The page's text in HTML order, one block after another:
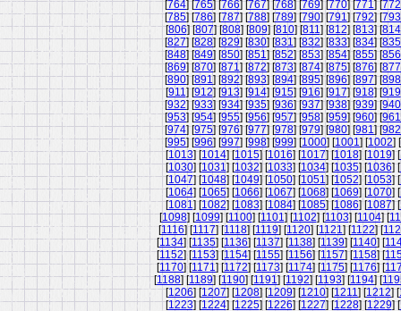
[764] [765] [766] [767] [768] [769] [770] [771] [772
[785] [786] [787] [788] [789] [790] [791] [792] [793
[806] [807] [808] [809] [810] [811] [812] [813] [814
[827] [828] [829] [830] [831] [832] [833] [834] [835
[848] [849] [850] [851] [852] [853] [854] [855] [856
[869] [870] [871] [872] [873] [874] [875] [876] [877
[890] [891] [892] [893] [894] [895] [896] [897] [898
[911] [912] [913] [914] [915] [916] [917] [918] [919
[932] [933] [934] [935] [936] [937] [938] [939] [940
[953] [954] [955] [956] [957] [958] [959] [960] [961
[974] [975] [976] [977] [978] [979] [980] [981] [982
[995] [996] [997] [998] [999] [1000] [1001] [1002] [
[1013] [1014] [1015] [1016] [1017] [1018] [1019] [
[1030] [1031] [1032] [1033] [1034] [1035] [1036] [
[1047] [1048] [1049] [1050] [1051] [1052] [1053] [
[1064] [1065] [1066] [1067] [1068] [1069] [1070] [
[1081] [1082] [1083] [1084] [1085] [1086] [1087] [
[1098] [1099] [1100] [1101] [1102] [1103] [1104] [
[1116] [1117] [1118] [1119] [1120] [1121] [1122] [
[1134] [1135] [1136] [1137] [1138] [1139] [1140] [
[1152] [1153] [1154] [1155] [1156] [1157] [1158] [
[1170] [1171] [1172] [1173] [1174] [1175] [1176] [
[1188] [1189] [1190] [1191] [1192] [1193] [1194] [
[1206] [1207] [1208] [1209] [1210] [1211] [1212] [
[1223] [1224] [1225] [1226] [1227] [1228] [1229] [